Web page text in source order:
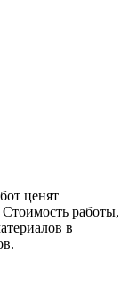
ценят
работы,
в